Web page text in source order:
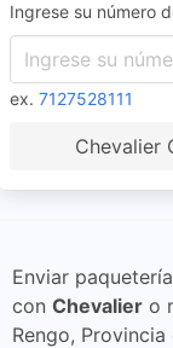
Ingrese su número
ex. 7127528111
Chevalier
Enviar
con Chevalier o
Rengo,